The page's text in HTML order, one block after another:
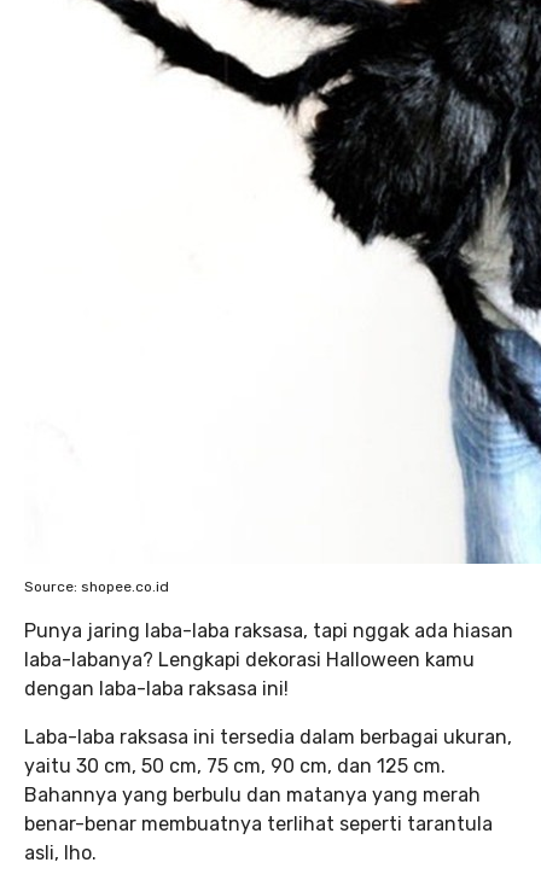
Source: shopee.co.id
Punya jaring laba-laba raksasa, tapi nggak ada hiasan
laba-labanya? Lengkapi dekorasi Halloween kamu
dengan laba-laba raksasa ini!
Laba-laba raksasa ini tersedia dalam berbagai ukuran,
yaitu 30 cm, 50 cm, 75 cm, 90 cm, dan 125 cm.
Bahannya yang berbulu dan matanya yang merah
benar-benar membuatnya terlihat seperti tarantula
asli, lho.